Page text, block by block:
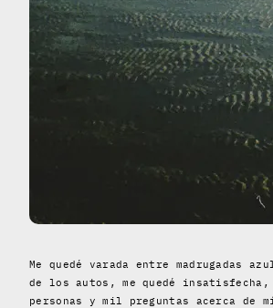
Me quedé varada entre madrugadas
de los autos, me quedé insatisfecha,
personas y mil preguntas acerca de